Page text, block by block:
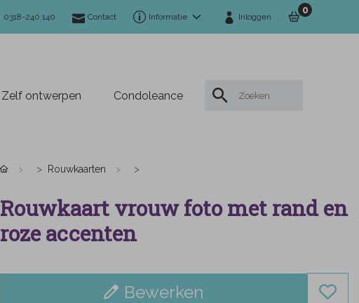
0318-240 140 Contact Informatie Inloggen
0
Zelf ontwerpen Condoleance
Rouwkaarten
Rouwkaart vrouw foto met rand en
roze accenten
Bewerken